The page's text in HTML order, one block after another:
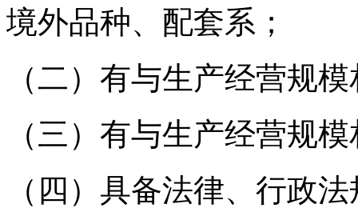
境外品种、配套系；
（二）有与生产经营规
（三）有与生产经营规
（四）具备法律、行政